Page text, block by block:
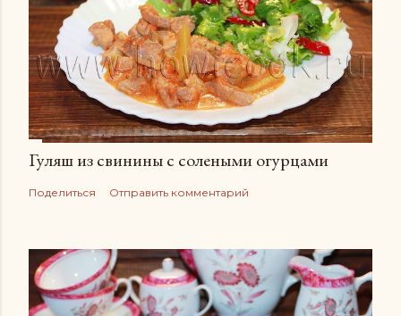
Гуляш из свинины с солеными огурцами
Поделиться Отправить комментарий